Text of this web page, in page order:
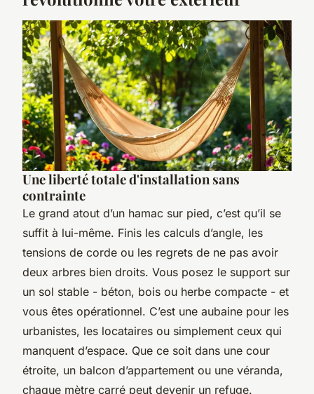
Une liberté totale d'installation sans
contrainte
Le grand atout d’un hamac sur pied, c’est qu’il se
suffit à lui-même. Finis les calculs d’angle, les
tensions de corde ou les regrets de ne pas avoir
deux arbres bien droits. Vous posez le support sur
un sol stable - béton, bois ou herbe compacte - et
vous êtes opérationnel. C’est une aubaine pour les
urbanistes, les locataires ou simplement ceux qui
manquent d’espace. Que ce soit dans une cour
étroite, un balcon d’appartement ou une véranda,
chaque mètre carré peut devenir un refuge.